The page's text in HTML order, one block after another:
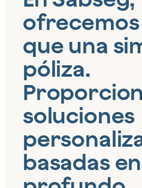
ofrecemos
que una
póliza.
soluciones
basadas